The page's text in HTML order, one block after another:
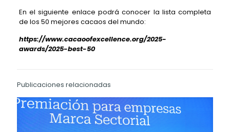
En el siguiente enlace podrá conocer la lista completa
de los 50 mejores cacaos del mundo:
https://www.cacaoofexcellence.org/2025-
awards/2025-best-50
Publicaciones relacionadas